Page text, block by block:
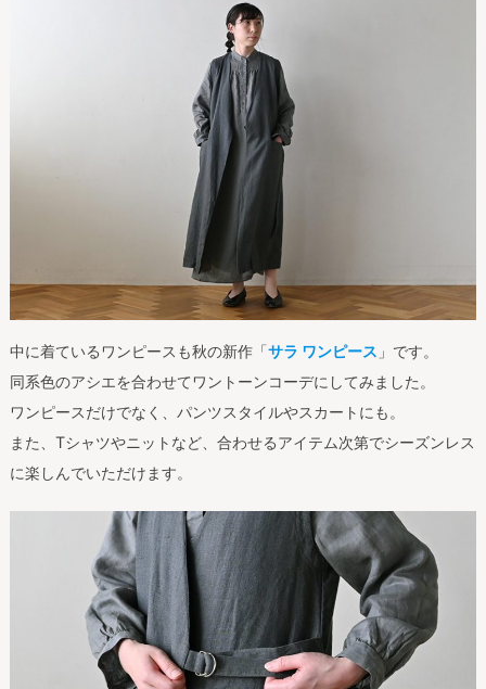
中に着ているワンピースも秋の新作「サラ ワンピース 」です。
同系色のアシエを合わせてワントーンコーデにしてみました。
ワンピースだけでなく、パンツスタイルやスカートにも。
また、Tシャツやニットなど、合わせるアイテム次第でシーズンレス
に楽しんでいただけます。